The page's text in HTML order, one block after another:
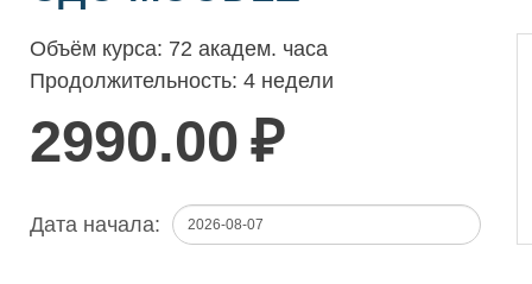
Объём курса: 72 академ. часа
Продолжительность: 4 недели
2990.00 ₽
Дата начала: